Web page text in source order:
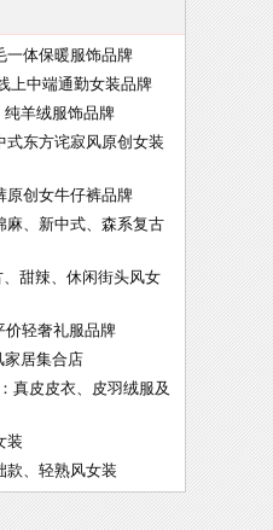
一体保暖服饰品牌
上中端通勤女装品牌
羊绒服饰品牌
式东方诧寂风原创女装
原创女牛仔裤品牌
麻、新中式、森系复古
甜辣、休闲街头风女
价轻奢礼服品牌
家居集合店
真皮皮衣、皮羽绒服及
装
款、轻熟风女装